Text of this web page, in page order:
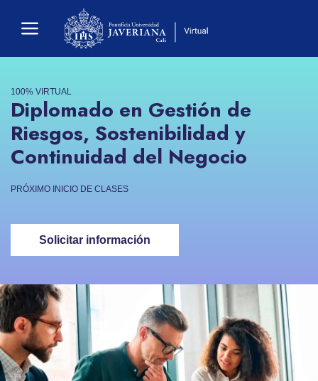
100% VIRTUAL
Diplomado en Gestión de
Riesgos, Sostenibilidad y
Continuidad del Negocio
PRÓXIMO INICIO DE CLASES
Solicitar información